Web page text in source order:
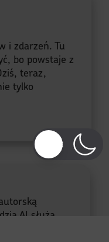
i zdarzeń. Tu
bo powstaje z
teraz,
tylko
AI służą